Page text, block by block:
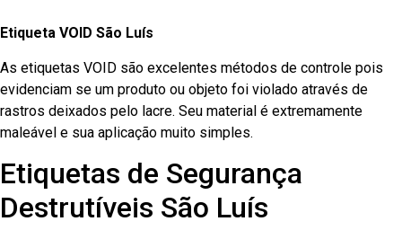
Etiqueta VOID São Luís
As etiquetas VOID são excelentes métodos de controle pois
evidenciam se um produto ou objeto foi violado através de
rastros deixados pelo lacre. Seu material é extremamente
maleável e sua aplicação muito simples.
Etiquetas de Segurança
Destrutíveis São Luís